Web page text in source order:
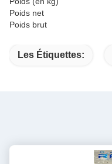
Poids net
Poids brut
Les Étiquettes: